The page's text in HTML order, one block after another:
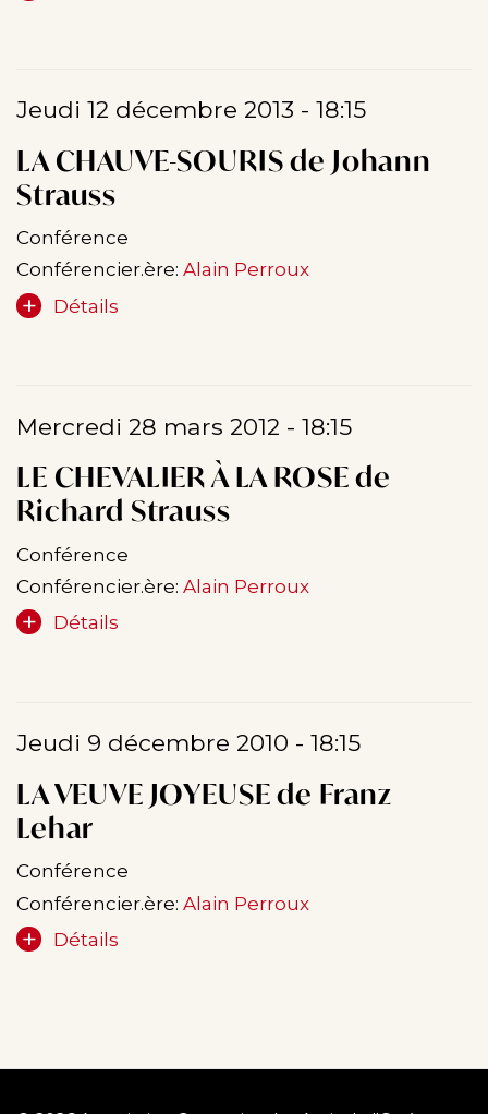
Jeudi 12 décembre 2013 - 18:15
LA CHAUVE-SOURIS de Johann
Strauss
Conférence
Conférencier.ère: Alain Perroux
Détails
Mercredi 28 mars 2012 - 18:15
LE CHEVALIER À LA ROSE de
Richard Strauss
Conférence
Conférencier.ère: Alain Perroux
Détails
Jeudi 9 décembre 2010 - 18:15
LA VEUVE JOYEUSE de Franz
Lehar
Conférence
Conférencier.ère: Alain Perroux
Détails